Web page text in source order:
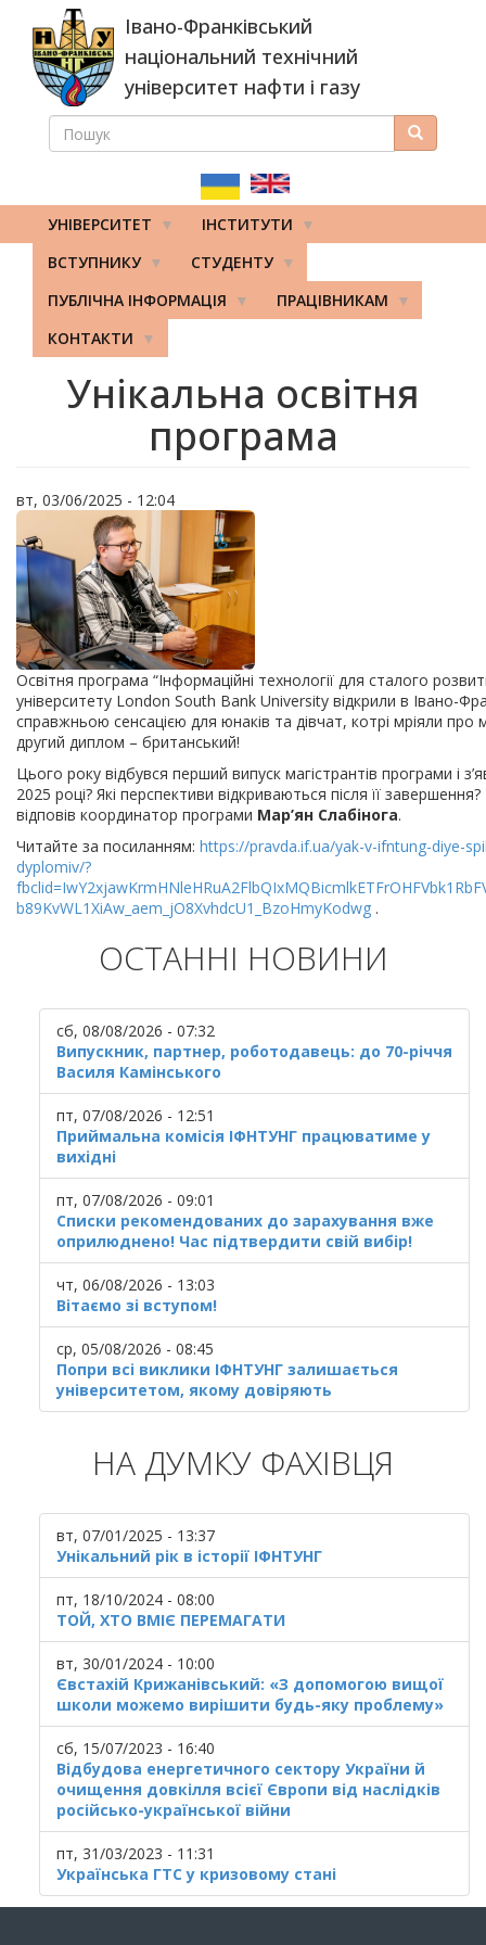
основного
вмісту
Івано-Франківський
національний технічний
університет нафти і газу
ПОШУКОВА
ПОШУК Пошук
УНІВЕРСИТЕТ
ІНСТИТУТИ
ВСТУПНИКУ
СТУДЕНТУ
ПУБЛІЧНА ІНФОРМАЦІЯ
ПРАЦІВНИКАМ
КОНТАКТИ
Унікальна освітня
програма
вт, 03/06/2025 - 12:04
Освітня програма “Інформаційні технології для сталого
університету London South Bank University відкрили в Івано-
справжньою сенсацією для юнаків та дівчат, котрі мріяли
другий диплом – британський!
Цього року відбувся перший випуск магістрантів програми і
2025 році? Які перспективи відкриваються після її
відповів координатор програми Мар’ян Слабінога.
Читайте за посиланням: https://pravda.if.ua/yak-v-ifntung-diye-
dyplomiv/?
b89KvWL1XiAw_aem_jO8XvhdcU1_BzoHmyKodwg .
ОСТАННІ НОВИНИ
сб, 08/08/2026 - 07:32
Випускник, партнер, роботодавець: до 70-річчя
Василя Камінського
пт, 07/08/2026 - 12:51
Приймальна комісія ІФНТУНГ працюватиме у
вихідні
пт, 07/08/2026 - 09:01
Списки рекомендованих до зарахування вже
оприлюднено! Час підтвердити свій вибір!
чт, 06/08/2026 - 13:03
Вітаємо зі вступом!
ср, 05/08/2026 - 08:45
Попри всі виклики ІФНТУНГ залишається
університетом, якому довіряють
НА ДУМКУ ФАХІВЦЯ
вт, 07/01/2025 - 13:37
Унікальний рік в історії ІФНТУНГ
пт, 18/10/2024 - 08:00
ТОЙ, ХТО ВМІЄ ПЕРЕМАГАТИ
вт, 30/01/2024 - 10:00
Євстахій Крижанівський: «З допомогою вищої
школи можемо вирішити будь-яку проблему»
сб, 15/07/2023 - 16:40
Відбудова енергетичного сектору України й
очищення довкілля всієї Європи від наслідків
російсько-української війни
пт, 31/03/2023 - 11:31
Українська ГТС у кризовому стані